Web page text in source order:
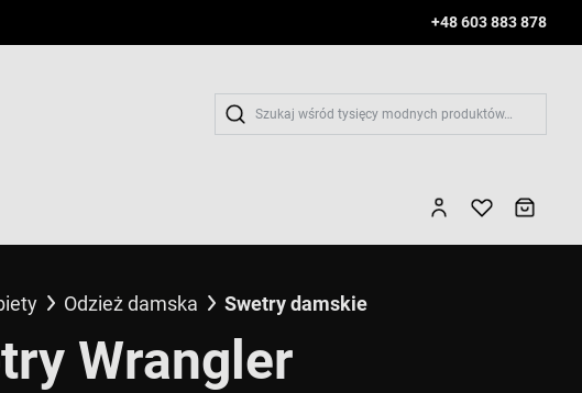
+48 603 883 878
Odzież damska Swetry damskie
Wrangler